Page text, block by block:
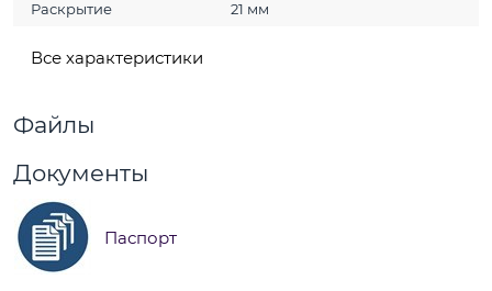
Раскрытие 21 мм
Все характеристики
Файлы
Документы
Паспорт